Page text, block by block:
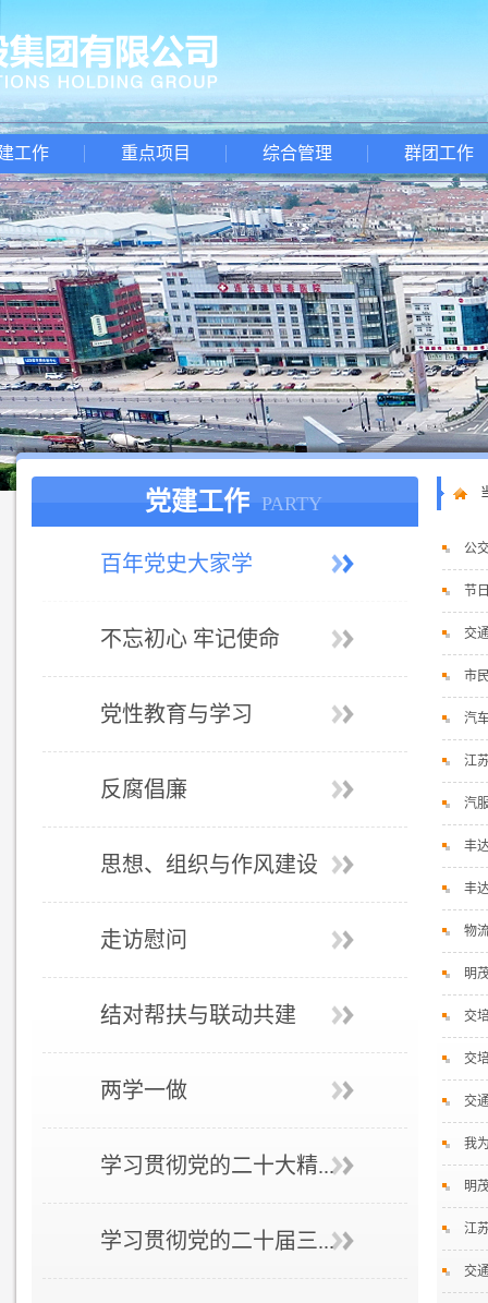
工作 重点项目 综合管理 群团工作
党建工作 PARTY
百年党史大家学
不忘初心 牢记使命
党性教育与学习
反腐倡廉
思想、组织与作风建设
走访慰问
结对帮扶与联动共建
两学一做
学习贯彻党的二十大精...
学习贯彻党的二十届三...
公
节
交
市
汽
江
汽
丰
丰
物
明
交
交
交
我
明
江
交